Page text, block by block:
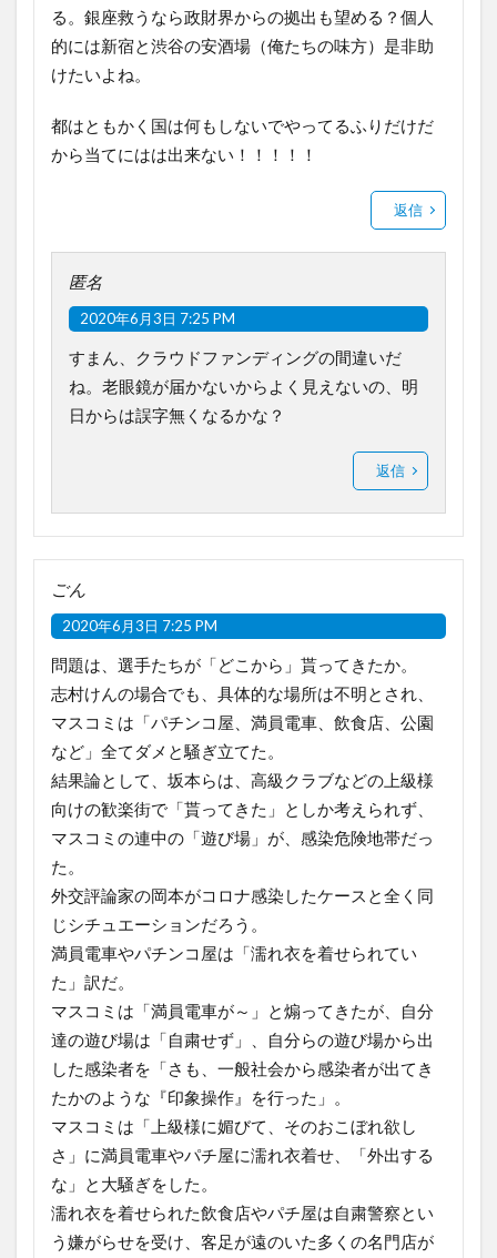
る。銀座救うなら政財界からの拠出も望める？個人
的には新宿と渋谷の安酒場（俺たちの味方）是非助
けたいよね。
都はともかく国は何もしないでやってるふりだけだ
から当てにはは出来ない！！！！！
返信
匿名
2020年6月3日 7:25 PM
すまん、クラウドファンディングの間違いだ
ね。老眼鏡が届かないからよく見えないの、明
日からは誤字無くなるかな？
返信
ごん
2020年6月3日 7:25 PM
問題は、選手たちが「どこから」貰ってきたか。
志村けんの場合でも、具体的な場所は不明とされ、
マスコミは「パチンコ屋、満員電車、飲食店、公園
など」全てダメと騒ぎ立てた。
結果論として、坂本らは、高級クラブなどの上級様
向けの歓楽街で「貰ってきた」としか考えられず、
マスコミの連中の「遊び場」が、感染危険地帯だっ
た。
外交評論家の岡本がコロナ感染したケースと全く同
じシチュエーションだろう。
満員電車やパチンコ屋は「濡れ衣を着せられてい
た」訳だ。
マスコミは「満員電車が～」と煽ってきたが、自分
達の遊び場は「自粛せず」、自分らの遊び場から出
した感染者を「さも、一般社会から感染者が出てき
たかのような『印象操作』を行った」。
マスコミは「上級様に媚びて、そのおこぼれ欲し
さ」に満員電車やパチ屋に濡れ衣着せ、「外出する
な」と大騒ぎをした。
濡れ衣を着せられた飲食店やパチ屋は自粛警察とい
う嫌がらせを受け、客足が遠のいた多くの名門店が